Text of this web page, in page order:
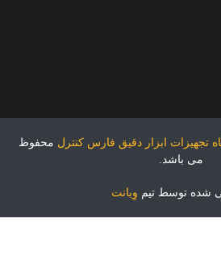
تجهیزات ابزار دقیق فارس کنترل محفوظ
می باشد.
شده توسط تیم وِبانت